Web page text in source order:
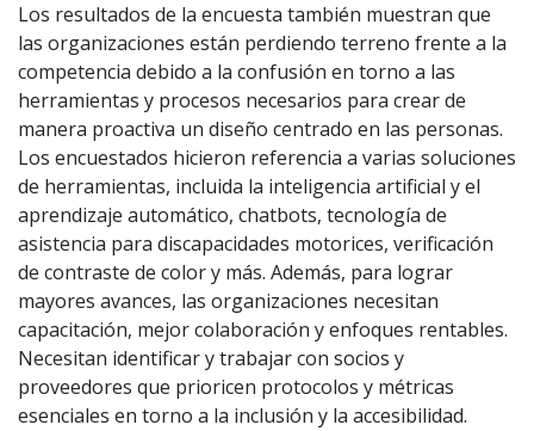
Los resultados de la encuesta también muestran que
las organizaciones están perdiendo terreno frente a la
competencia debido a la confusión en torno a las
herramientas y procesos necesarios para crear de
manera proactiva un diseño centrado en las personas.
Los encuestados hicieron referencia a varias soluciones
de herramientas, incluida la inteligencia artificial y el
aprendizaje automático, chatbots, tecnología de
asistencia para discapacidades motorices, verificación
de contraste de color y más. Además, para lograr
mayores avances, las organizaciones necesitan
capacitación, mejor colaboración y enfoques rentables.
Necesitan identificar y trabajar con socios y
proveedores que prioricen protocolos y métricas
esenciales en torno a la inclusión y la accesibilidad.